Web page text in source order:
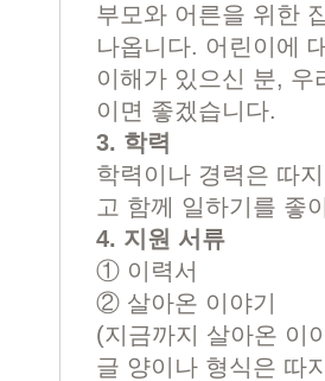
부모와 어른을 위한
나옵니다. 어린이에
이해가 있으신 분,
이면 좋겠습니다.
3. 학력
학력이나 경력은 따
고 함께 일하기를 좋
4. 지원 서류
① 이력서
② 살아온 이야기
(지금까지 살아온 이
글 양이나 형식은 따